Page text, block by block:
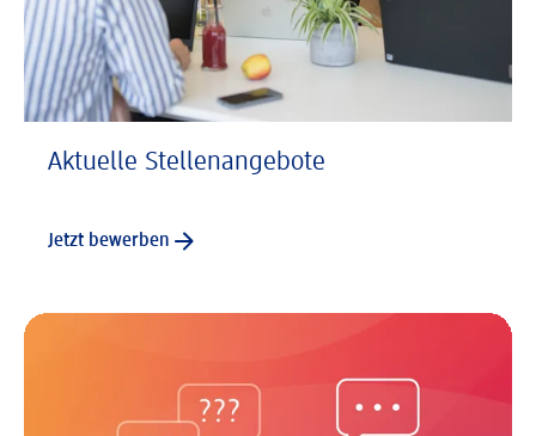
Aktuelle Stellenangebote
Jetzt bewerben